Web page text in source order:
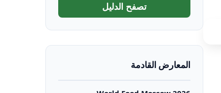
تصفح الدليل
المعارض القادمة